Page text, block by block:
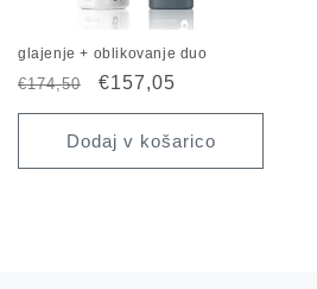
glajenje + oblikovanje duo
Redna
cena
€174,50
Znižana
cena
€157,05
Dodaj v košarico